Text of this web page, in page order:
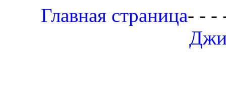
Главная страница- - -